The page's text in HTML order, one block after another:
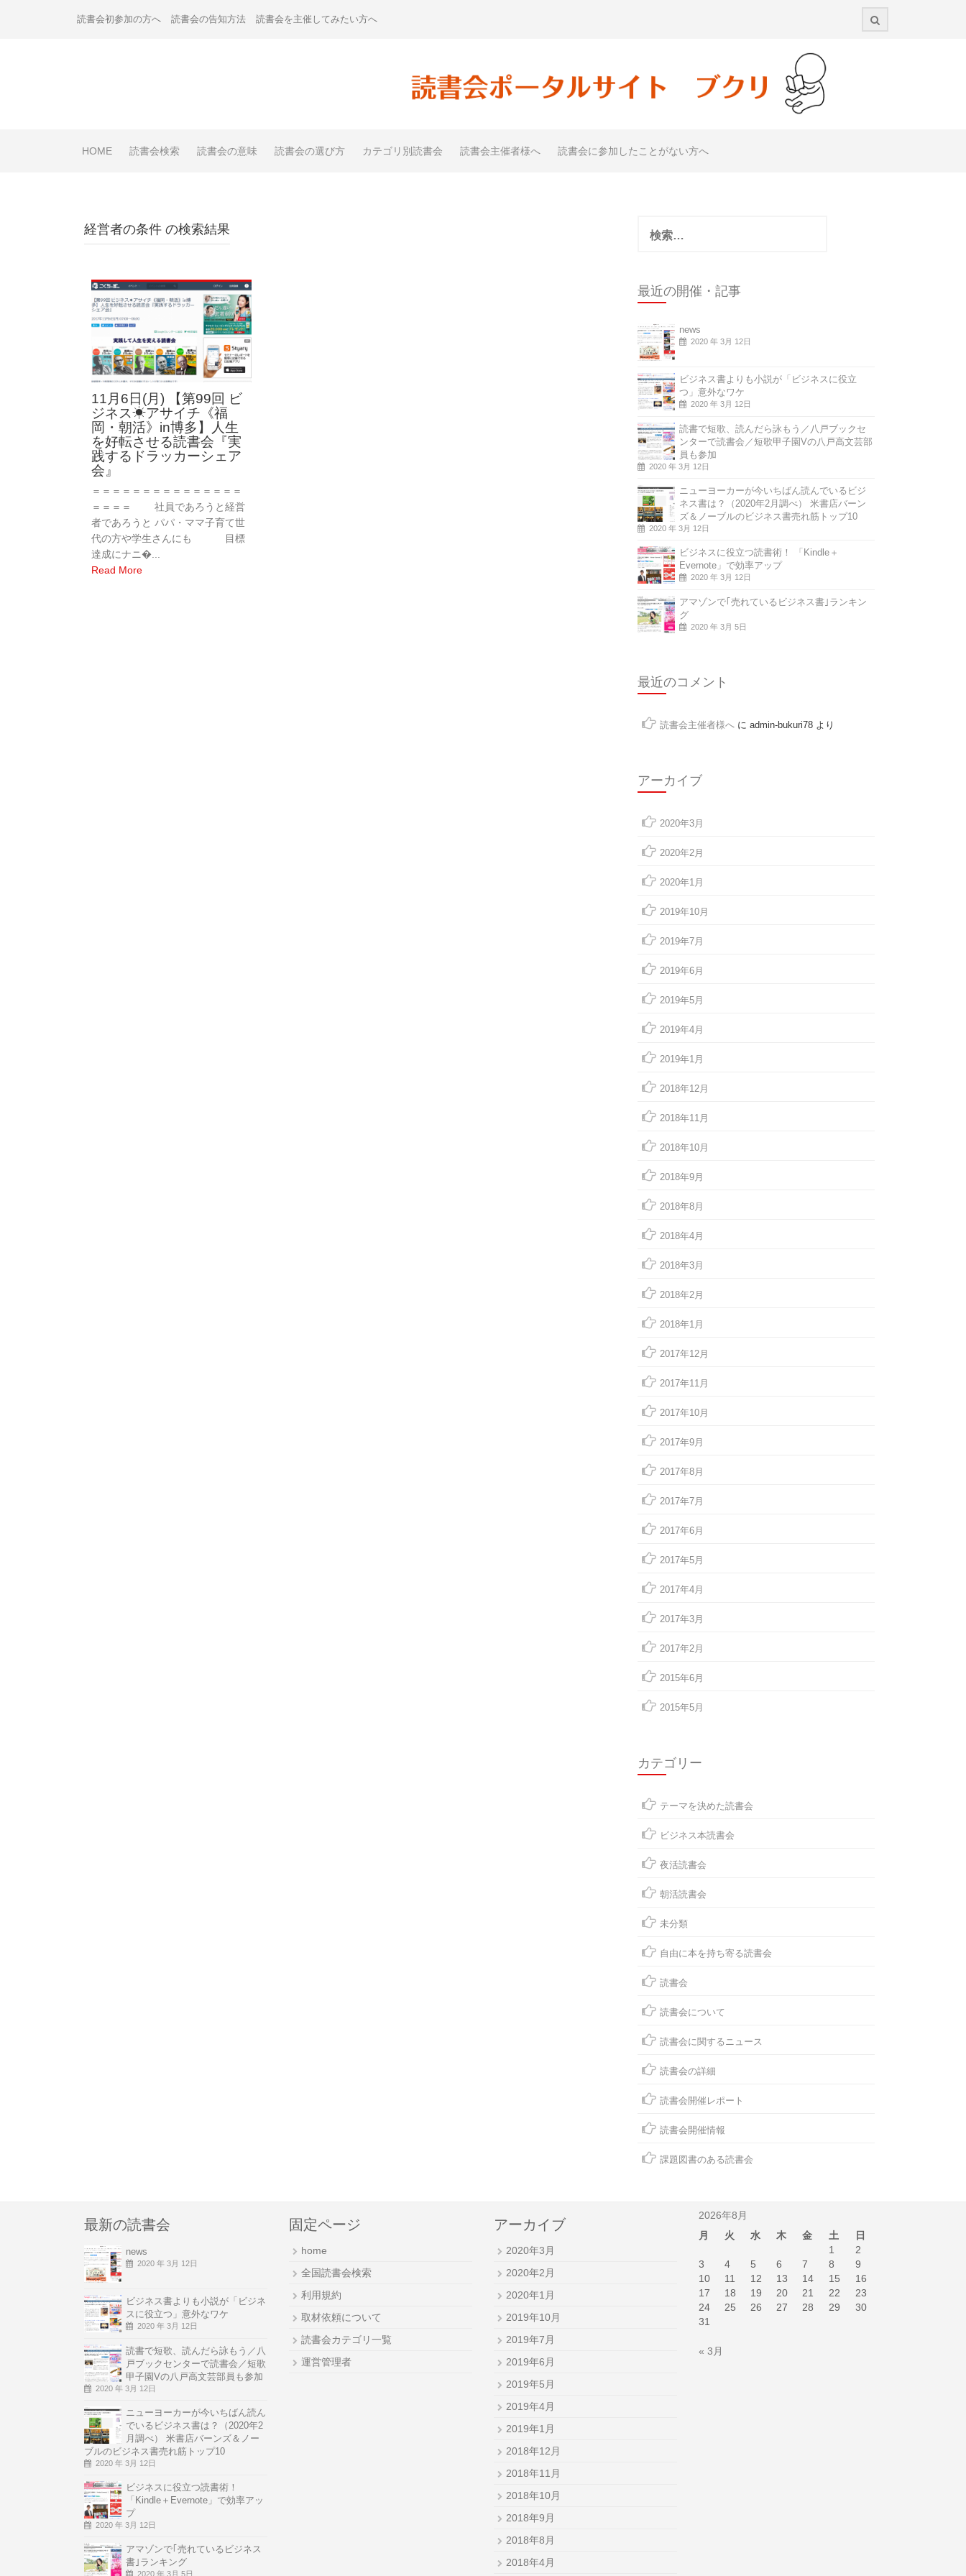
読書会初参加の方へ 読書会の告知方法 読書会を主催してみたい方へ
HOME 読書会検索 読書会の意味 読書会の選び方 カテゴリ別読書会 読書会主催者様へ 読書会に参加したことがない方へ
経営者の条件 の検索結果
11月6日(月) 【第99回 ビ
ジネス☀︎アサイチ《福
岡・朝活》in博多】人生
を好転させる読書会『実
践するドラッカーシェア
会』
＝＝＝＝＝＝＝＝＝＝＝＝＝＝＝
＝＝＝＝ 社員であろうと経営
者であろうと パパ・ママ子育て世
代の方や学生さんにも 目標
達成にナニ�...
Read More
索:
最近の開催・記事
news
2020 年 3月 12日
ビジネス書よりも小説が「ビジネスに役立
つ」意外なワケ
2020 年 3月 12日
読書で短歌、読んだら詠もう／八戸ブックセ
ンターで読書会／短歌甲子園Vの八戸高文芸部
員も参加
2020 年 3月 12日
ニューヨーカーが今いちばん読んでいるビジ
ネス書は？（2020年2月調べ） 米書店バーン
ズ＆ノーブルのビジネス書売れ筋トップ10
2020 年 3月 12日
ビジネスに役立つ読書術！ 「Kindle＋
Evernote」で効率アップ
2020 年 3月 12日
アマゾンで｢売れているビジネス書｣ランキン
グ
2020 年 3月 5日
最近のコメント
読書会主催者様へ に admin-bukuri78 より
アーカイブ
2020年3月
2020年2月
2020年1月
2019年10月
2019年7月
2019年6月
2019年5月
2019年4月
2019年1月
2018年12月
2018年11月
2018年10月
2018年9月
2018年8月
2018年4月
2018年3月
2018年2月
2018年1月
2017年12月
2017年11月
2017年10月
2017年9月
2017年8月
2017年7月
2017年6月
2017年5月
2017年4月
2017年3月
2017年2月
2015年6月
2015年5月
カテゴリー
テーマを決めた読書会
ビジネス本読書会
夜活読書会
朝活読書会
未分類
自由に本を持ち寄る読書会
読書会
読書会について
読書会に関するニュース
読書会の詳細
読書会開催レポート
読書会開催情報
課題図書のある読書会
最新の読書会
news
2020 年 3月 12日
ビジネス書よりも小説が「ビジネ
スに役立つ」意外なワケ
2020 年 3月 12日
読書で短歌、読んだら詠もう／八
戸ブックセンターで読書会／短歌
甲子園Vの八戸高文芸部員も参加
2020 年 3月 12日
ニューヨーカーが今いちばん読ん
でいるビジネス書は？（2020年2
月調べ） 米書店バーンズ＆ノー
ブルのビジネス書売れ筋トップ10
2020 年 3月 12日
ビジネスに役立つ読書術！
「Kindle＋Evernote」で効率アッ
プ
2020 年 3月 12日
アマゾンで｢売れているビジネス
書｣ランキング
2020 年 3月 5日
固定ページ
home
全国読書会検索
利用規約
取材依頼について
読書会カテゴリ一覧
運営管理者
アーカイブ
2020年3月
2020年2月
2020年1月
2019年10月
2019年7月
2019年6月
2019年5月
2019年4月
2019年1月
2018年12月
2018年11月
2018年10月
2018年9月
2018年8月
2018年4月
2026年8月
月
火 水 木 金 土
日
1
2
3
4 5 6 7 8
9
10
11 12 13 14 15
16
17
18 19 20 21 22
23
24
25 26 27 28 29
30
31
« 3月